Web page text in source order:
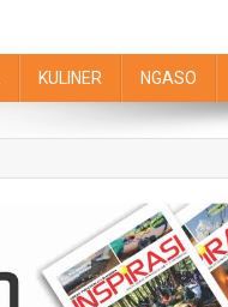
KULINER NGASO